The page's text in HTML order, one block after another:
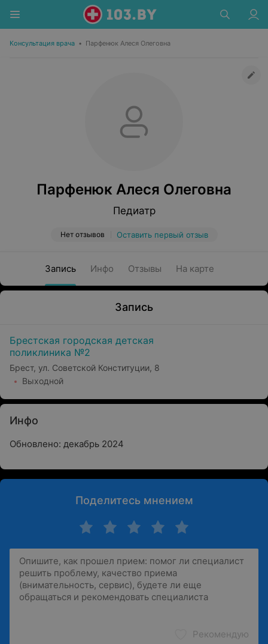
Консультация врача • Парфенюк Алеся Олеговна
Парфенюк Алеся Олеговна
Педиатр
Нет отзывов Оставить первый отзыв
Запись Инфо Отзывы На карте
Запись
Брестская городская детская
поликлиника №2
Брест, ул. Советской Конституции, 8
Выходной
Инфо
Обновлено: декабрь 2024
Поделитесь мнением
Рекомендую